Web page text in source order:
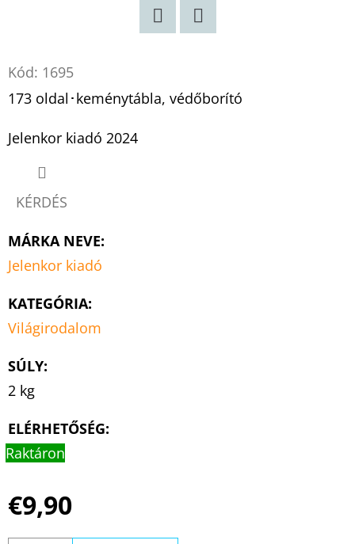
Kód: 1695
173 oldal･keménytábla, védőborító
Jelenkor kiadó 2024
KÉRDÉS
MÁRKA NEVE:
Jelenkor kiadó
KATEGÓRIA:
Világirodalom
SÚLY:
2 kg
ELÉRHETŐSÉG:
Raktáron
€9,90